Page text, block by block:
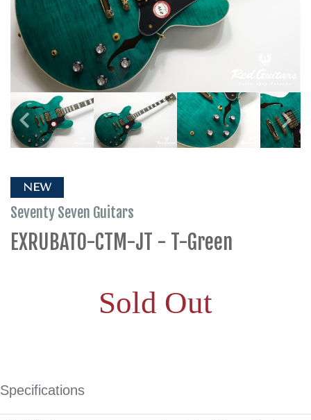
NEW
Seventy Seven Guitars
EXRUBATO-CTM-JT - T-Green
Sold Out
Specifications